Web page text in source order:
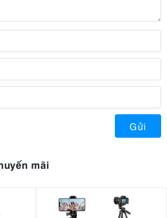
Gửi
mãi